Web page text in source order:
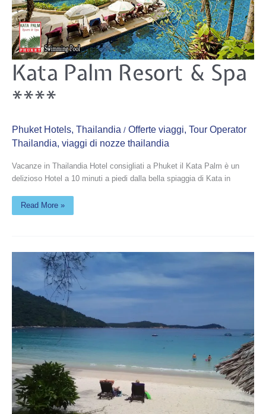
Kata Palm Resort & Spa
****
Phuket Hotels, Thailandia / Offerte viaggi, Tour Operator
Thailandia, viaggi di nozze thailandia
Vacanze in Thailandia Hotel consigliati a Phuket il Kata Palm è un
delizioso Hotel a 10 minuti a piedi dalla bella spiaggia di Kata in
Kata
Palm
Resort
&
Spa
****
Read More »